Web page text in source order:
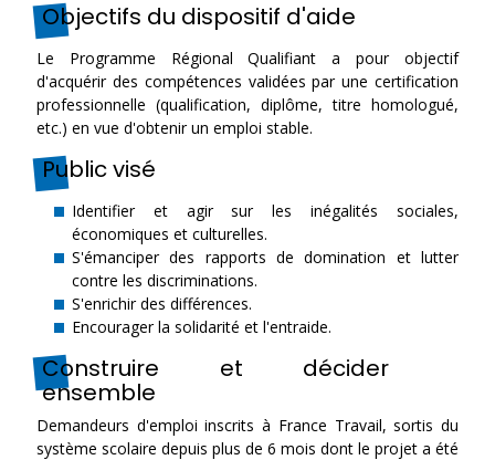
Objectifs du dispositif d'aide
Le Programme Régional Qualifiant a pour objectif
d'acquérir des compétences validées par une certification
professionnelle (qualification, diplôme, titre homologué,
etc.) en vue d'obtenir un emploi stable.
Public visé
Identifier et agir sur les inégalités sociales,
économiques et culturelles.
S'émanciper des rapports de domination et lutter
contre les discriminations.
S'enrichir des différences.
Encourager la solidarité et l'entraide.
Construire et décider
ensemble
Demandeurs d'emploi inscrits à France Travail, sortis du
système scolaire depuis plus de 6 mois dont le projet a été